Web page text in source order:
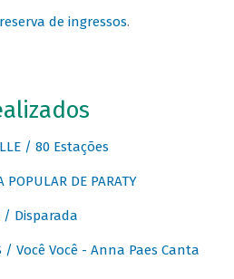
reserva de ingressos.
/ 80 Estações
POPULAR DE PARATY
/ Disparada
/ Você Você - Anna Paes Canta